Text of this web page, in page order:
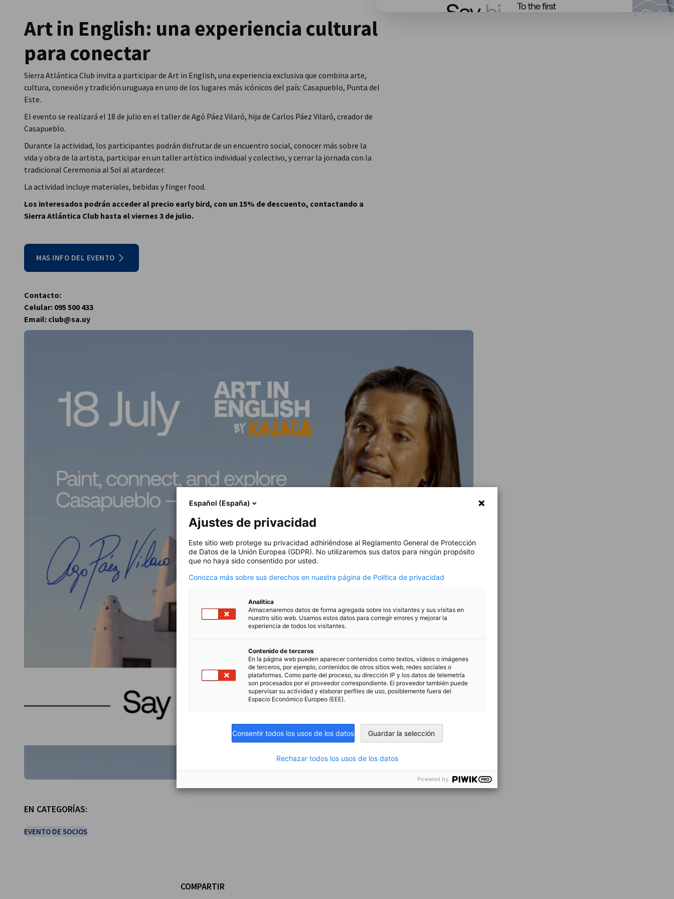
Uruguay
Art in English: una experiencia cultural
para conectar
Sierra Atlántica Club invita a participar de Art in English, una experiencia exclusiva que combina arte,
cultura, conexión y tradición uruguaya en uno de los lugares más icónicos del país: Casapueblo, Punta del
Este.
El evento se realizará el 18 de julio en el taller de Agó Páez Vilaró, hija de Carlos Páez Vilaró, creador de
Casapueblo.
Durante la actividad, los participantes podrán disfrutar de un encuentro social, conocer más sobre la
vida y obra de la artista, participar en un taller artístico individual y colectivo, y cerrar la jornada con la
tradicional Ceremonia al Sol al atardecer.
La actividad incluye materiales, bebidas y finger food.
Los interesados podrán acceder al precio early bird, con un 15% de descuento, contactando a
Sierra Atlántica Club hasta el viernes 3 de julio.
MAS INFO DEL EVENTO
Contacto:
Celular: 095 500 433
Email: club@sa.uy
EN CATEGORÍAS:
EVENTO DE SOCIOS
COMPARTIR
Español (España)
Ajustes de privacidad
Este sitio web protege su privacidad adhiriéndose al Reglamento General de Protección
de Datos de la Unión Europea (GDPR). No utilizaremos sus datos para ningún propósito
que no haya sido consentido por usted.
Conozca más sobre sus derechos en nuestra página de Política de privacidad
Analítica
Almacenaremos datos de forma agregada sobre los visitantes y sus visitas en
nuestro sitio web. Usamos estos datos para corregir errores y mejorar la
experiencia de todos los visitantes.
Contenido de terceros
En la página web pueden aparecer contenidos como textos, vídeos o imágenes
de terceros, por ejemplo, contenidos de otros sitios web, redes sociales o
plataformas. Como parte del proceso, su dirección IP y los datos de telemetría
son procesados por el proveedor correspondiente. El proveedor también puede
supervisar su actividad y elaborar perfiles de uso, posiblemente fuera del
Espacio Económico Europeo (EEE).
Consentir todos los usos de los datos Guardar la selección
Rechazar todos los usos de los datos
Powered by